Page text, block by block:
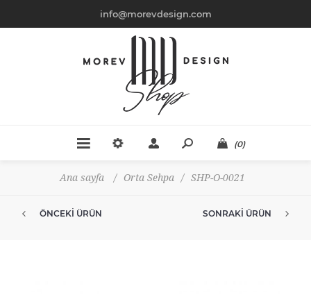
info@morevdesign.com
(0)
Ana sayfa / Orta Sehpa / SHP-O-0021
ÖNCEKI ÜRÜN SONRAKI ÜRÜN